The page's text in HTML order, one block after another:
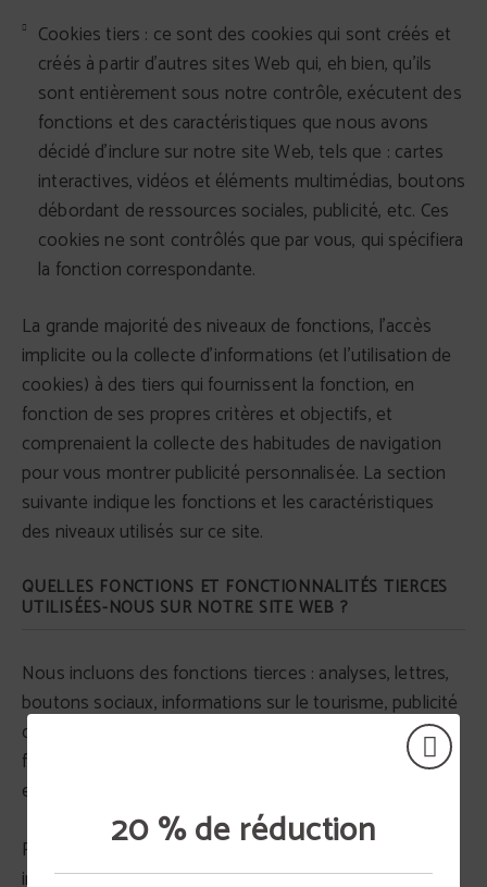
Cookies tiers : ce sont des cookies qui sont créés et
créés à partir d'autres sites Web qui, eh bien, qu'ils
sont entièrement sous notre contrôle, exécutent des
fonctions et des caractéristiques que nous avons
décidé d'inclure sur notre site Web, tels que : cartes
interactives, vidéos et éléments multimédias, boutons
débordant de ressources sociales, publicité, etc. Ces
cookies ne sont contrôlés que par vous, qui spécifiera
la fonction correspondante.
La grande majorité des niveaux de fonctions, l'accès
implicite ou la collecte d'informations (et l'utilisation de
cookies) à des tiers qui fournissent la fonction, en
fonction de ses propres critères et objectifs, et
comprenaient la collecte des habitudes de navigation
pour vous montrer publicité personnalisée. La section
suivante indique les fonctions et les caractéristiques
des niveaux utilisés sur ce site.
QUELLES FONCTIONS ET FONCTIONNALITÉS TIERCES
UTILISÉES-NOUS SUR NOTRE SITE WEB ?
Nous incluons des fonctions tierces : analyses, lettres,
boutons sociaux, informations sur le tourisme, publicité
comportementale, etc. Certaines de ces fonctions sont
fournies par des tiers situés hors de l'Union
européenne.
Pour obtenir des informations ainsi que des
informations détaillées, y compris les finalités et les
20 % de réduction